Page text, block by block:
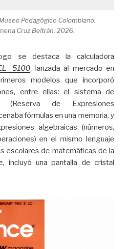
Pedagógico Colombiano.
Cruz Beltrán, 2026.
se destaca la calculadora
, lanzada al mercado en
modelos que incorporó
entre ellas: el sistema de
(Reserva de Expresiones
fórmulas en una memoria, y
algebraicas (números,
en el mismo lenguaje
escolares de matemáticas de la
incluyó una pantalla de cristal